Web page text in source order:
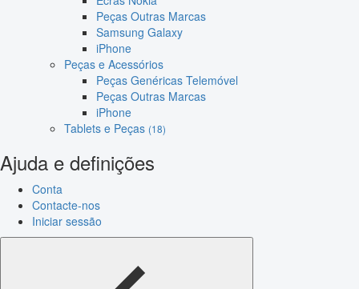
Peças Outras Marcas
Samsung Galaxy
iPhone
Peças e Acessórios
Peças Genéricas Telemóvel
Peças Outras Marcas
iPhone
Tablets e Peças (18)
Ajuda e definições
Conta
Contacte-nos
Iniciar sessão